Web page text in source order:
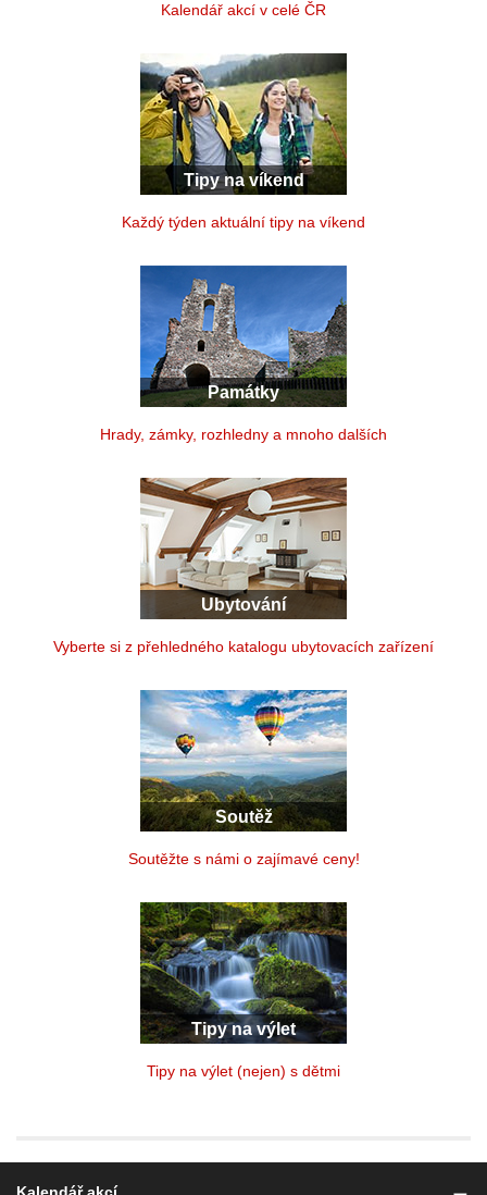
Kalendář akcí v celé ČR
Tipy na víkend
Každý týden aktuální tipy na víkend
Památky
Hrady, zámky, rozhledny a mnoho dalších
Ubytování
Vyberte si z přehledného katalogu ubytovacích zařízení
Soutěž
Soutěžte s námi o zajímavé ceny!
Tipy na výlet
Tipy na výlet (nejen) s dětmi